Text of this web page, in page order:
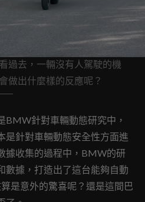
過去，一輛沒有人駕駛的機
做出什麼樣的反應呢？
BMW針對車輛動態研究中，
是針對車輛動態安全性方面進
據收集的過程中，BMW的研
數據，打造出了這台能夠自動
是意外的驚喜呢？還是這間巴